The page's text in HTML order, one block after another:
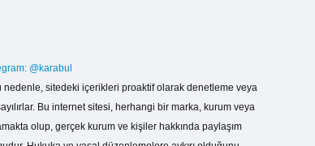
@karabul
nedenle, sitedeki içerikleri proaktif olarak denetleme veya
Bu internet sitesi, herhangi bir marka, kurum veya
olup, gerçek kurum ve kişiler hakkında paylaşım